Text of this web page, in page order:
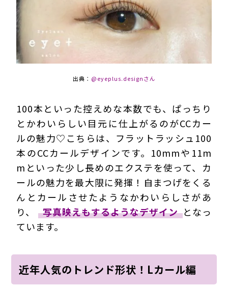
出典： @eyeplus.designさん
100本といった控えめな本数でも、ぱっちり
とかわいらしい目元に仕上がるのがCCカー
ルの魅力♡こちらは、フラットラッシュ100
本のCCカールデザインです。10mmや11m
mといった少し長めのエクステを使って、カ
ールの魅力を最大限に発揮！自まつげをくる
んとカールさせたようなかわいらしさがあ
り、
写真映えもするようなデザイン となっ
ています。
近年人気のトレンド形状！Lカール編